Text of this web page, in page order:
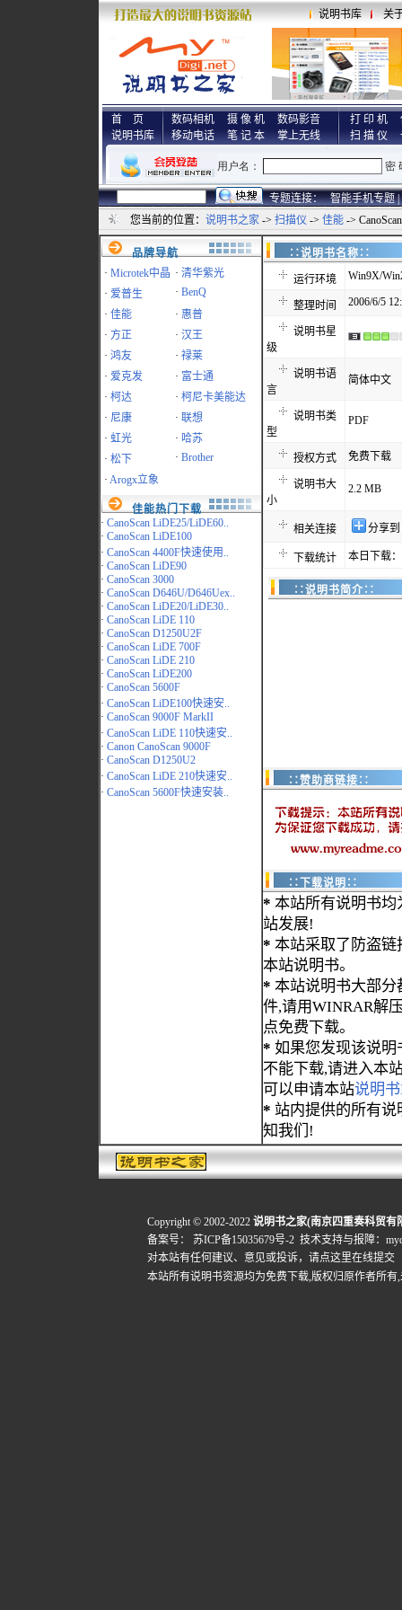
说明书库 关
首 页
说明书库
数码相机 摄 像 机
数码影音
移动电话
笔 记 本 掌上无线
打 印 机
扫 描 仪
专题连接： 智能手机专题 |
您当前的位置： 说明书之家 -> 扫描仪 -> 佳能 ->
品牌导航
· Microtek中晶 · 清华紫光
· 爱普生 · BenQ
· 佳能 · 惠普
· 方正 · 汉王
· 鸿友 · 禄莱
· 爱克发 · 富士通
· 柯达 · 柯尼卡美能达
· 尼康 · 联想
· 虹光 · 哈苏
· 松下 · Brother
· Arogx立象
佳能热门下载
· CanoScan LiDE25/LiDE60..
· CanoScan LiDE100
· CanoScan 4400F快速使用..
· CanoScan LiDE90
· CanoScan 3000
· CanoScan D646U/D646Uex..
· CanoScan LiDE20/LiDE30..
· CanoScan LiDE 110
· CanoScan D1250U2F
· CanoScan LiDE 700F
· CanoScan LiDE 210
· CanoScan LiDE200
· CanoScan 5600F
· CanoScan LiDE100快速安..
· CanoScan 9000F MarkII
· CanoScan LiDE 110快速安..
· Canon CanoScan 9000F
· CanoScan D1250U2
· CanoScan LiDE 210快速安..
· CanoScan 5600F快速安装..
∷说明书名
运行环境 Win9X/
整理时间 2006/6/5
说明书星
级
说明书语
言
简体中文
说明书类
型
PDF
授权方式 免费下载
说明书大
小
2.2 MB
相关连接 分享
下载统计 本日下载
∷说明书简介∷
∷赞助商链接∷
∷下载说明∷
* 本站所有说明书均
站发展!
* 本站采取了防盗链
本站说明书。
* 本站说明书大部分
件,请用WINRAR解
点免费下载。
* 如果您发现该说明
不能下载,请进入本
可以申请本站说明
* 站内提供的所有
知我们!
Copyright © 2002-2022 说明书之家(南京四重奏科贸有
备案号：
苏ICP备15035679号-2 技术支持与报障：
对本站有任何建议、意见或投诉， 请点这里在线提交
本站所有说明书资源均为免费下载,版权归原作者所